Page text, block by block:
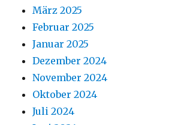
März 2025
Februar 2025
Januar 2025
Dezember 2024
November 2024
Oktober 2024
Juli 2024